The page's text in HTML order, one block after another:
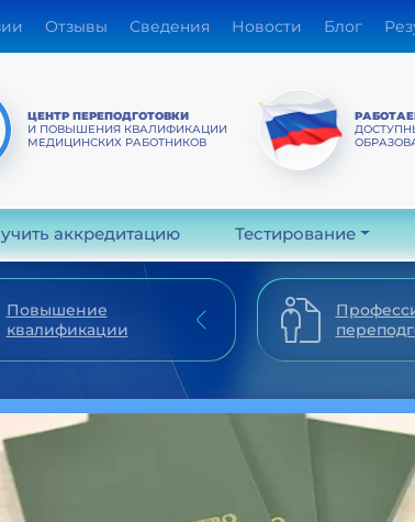
Отзывы Сведения Новости Блог
ЦЕНТР ПЕРЕПОДГОТОВКИ
И ПОВЫШЕНИЯ КВАЛИФИКАЦИИ
МЕДИЦИНСКИХ РАБОТНИКОВ
аккредитацию Тестирование
Повышение
квалификации